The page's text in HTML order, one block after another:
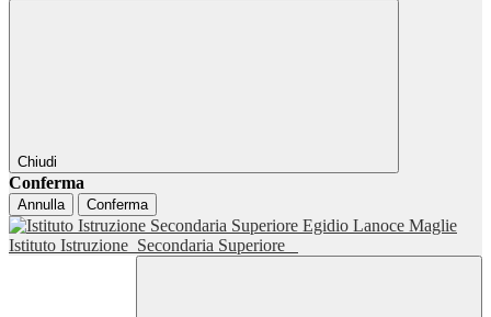
Chiudi
Conferma
Annulla Conferma
Istituto Istruzione Secondaria Superiore